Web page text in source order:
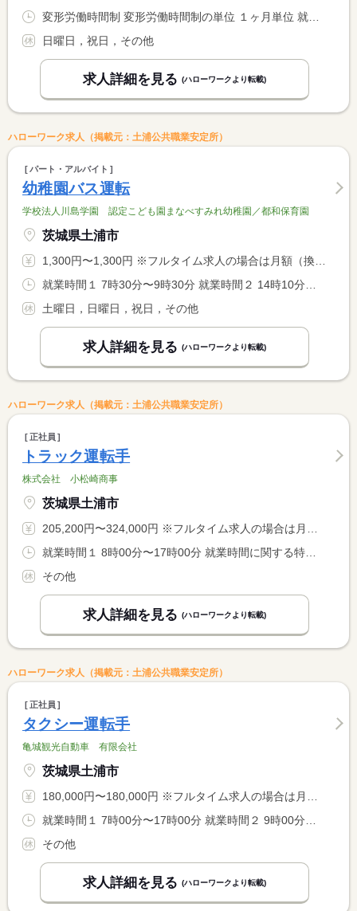
日曜日，祝日，その他
求人詳細を見る (ハローワークより転載)
ハローワーク求人（掲載元：土浦公共職業安定所）
パート・アルバイト
幼稚園バス運転
学校法人川島学園 認定こども園まなべすみれ幼稚園／都和保育園
茨城県土浦市
1,300円〜1,300円 ※フルタイム求人の場合は月額（換算額）、パート求人の場合は時間額を表示しています。
土曜日，日曜日，祝日，その他
求人詳細を見る (ハローワークより転載)
ハローワーク求人（掲載元：土浦公共職業安定所）
正社員
トラック運転手
株式会社 小松崎商事
茨城県土浦市
205,200円〜324,000円 ※フルタイム求人の場合は月額（換算額）、パート求人の場合は時間額を表示しています。
その他
求人詳細を見る (ハローワークより転載)
ハローワーク求人（掲載元：土浦公共職業安定所）
正社員
タクシー運転手
亀城観光自動車 有限会社
茨城県土浦市
180,000円〜180,000円 ※フルタイム求人の場合は月額（換算額）、パート求人の場合は時間額を表示しています。
その他
求人詳細を見る (ハローワークより転載)